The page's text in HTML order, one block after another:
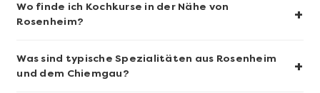
Mehr anzeigen
Wein- & Käse-Genuss@Home für 2
Wo finde ich Kochkurse in der Nähe von
Rosenheim?
+
Was sind typische Spezialitäten aus Rosenheim
und dem Chiemgau?
+